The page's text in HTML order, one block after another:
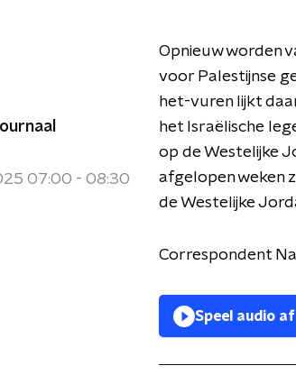
07:00 - 08:30
Opnieuw worden
voor Palestijnse
het-vuren lijkt
het Israëlische
op de Westelijke
afgelopen weken
de Westelijke
Correspondent
Speel audio af